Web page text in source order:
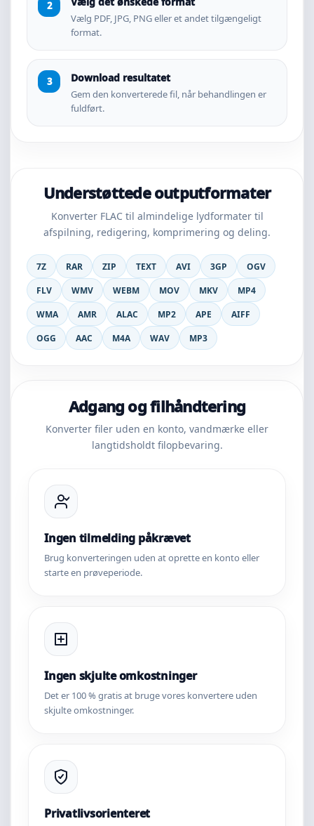
Vælg PDF, JPG, PNG eller et andet tilgængeligt
format.
Download resultatet
Gem den konverterede fil, når behandlingen er
fuldført.
Understøttede outputformater
Konverter FLAC til almindelige lydformater til
afspilning, redigering, komprimering og deling.
7Z RAR ZIP TEXT AVI 3GP
OGV
FLV
WMV WEBM MOV MKV
MP4
WMA
AMR ALAC MP2 APE
AIFF
OGG
AAC M4A WAV MP3
Adgang og filhåndtering
Konverter filer uden en konto, vandmærke eller
langtidsholdt filopbevaring.
Ingen tilmelding påkrævet
Brug konverteringen uden at oprette en konto eller
starte en prøveperiode.
Ingen skjulte omkostninger
Det er 100 % gratis at bruge vores konvertere uden
skjulte omkostninger.
Privatlivsorienteret